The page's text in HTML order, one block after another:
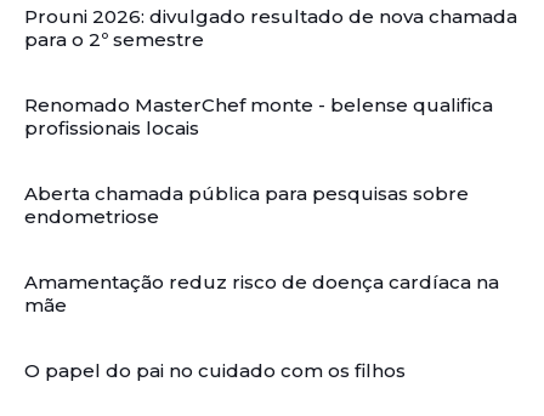
Prouni 2026: divulgado resultado de nova chamada
para o 2º semestre
Renomado MasterChef monte - belense qualifica
profissionais locais
Aberta chamada pública para pesquisas sobre
endometriose
Amamentação reduz risco de doença cardíaca na
mãe
O papel do pai no cuidado com os filhos